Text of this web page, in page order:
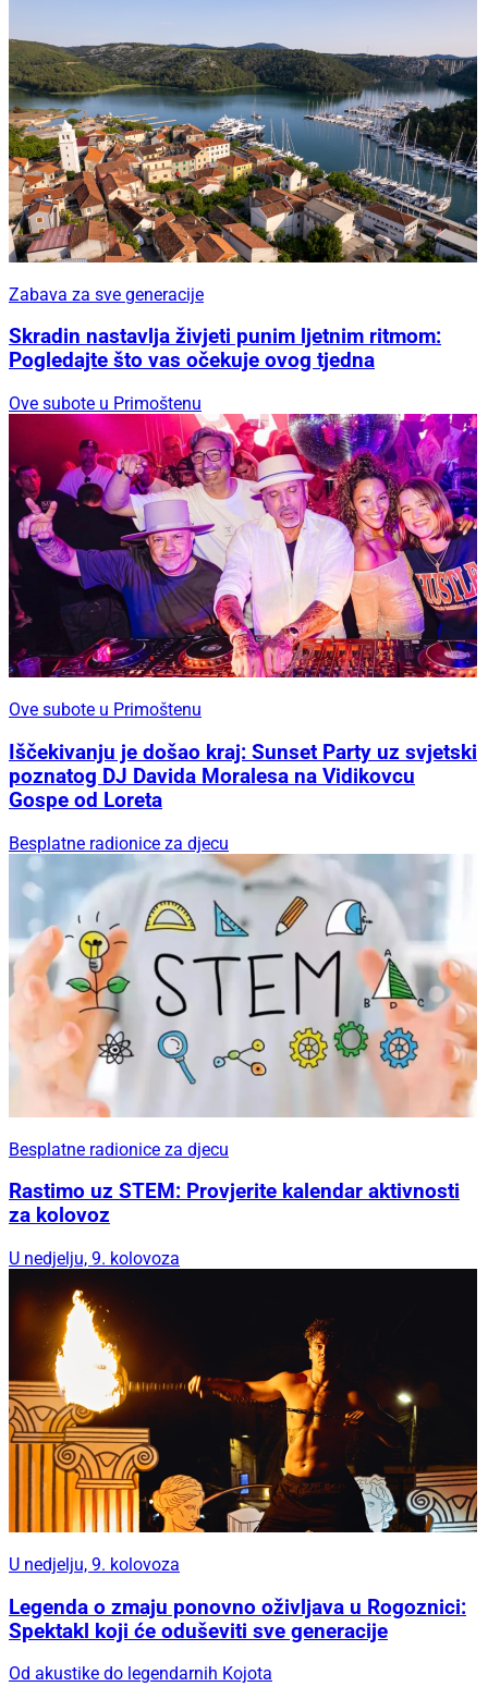
Zabava za sve generacije
Skradin nastavlja živjeti punim ljetnim ritmom:
Pogledajte što vas očekuje ovog tjedna
Ove subote u Primoštenu
Ove subote u Primoštenu
Iščekivanju je došao kraj: Sunset Party uz svjetski
poznatog DJ Davida Moralesa na Vidikovcu
Gospe od Loreta
Besplatne radionice za djecu
Besplatne radionice za djecu
Rastimo uz STEM: Provjerite kalendar aktivnosti
za kolovoz
U nedjelju, 9. kolovoza
U nedjelju, 9. kolovoza
Legenda o zmaju ponovno oživljava u Rogoznici:
Spektakl koji će oduševiti sve generacije
Od akustike do legendarnih Kojota